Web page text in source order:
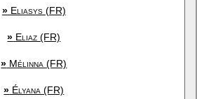
»Eliasys (FR)
» Eliaz (FR)
» Mélinna (FR)
» Élyana (FR)